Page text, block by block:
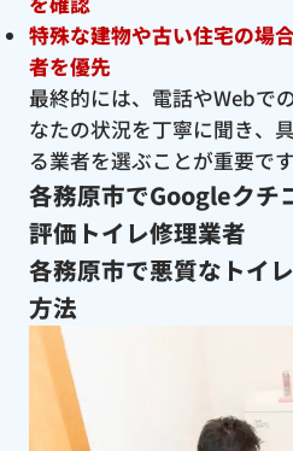
特殊な建物や古い住宅の場
者を優先
最終的には、電話やWebで
なたの状況を丁寧に聞き、
る業者を選ぶことが重要です
各務原市でGoogleクチ
評価トイレ修理業者
各務原市で悪質なトイ
方法